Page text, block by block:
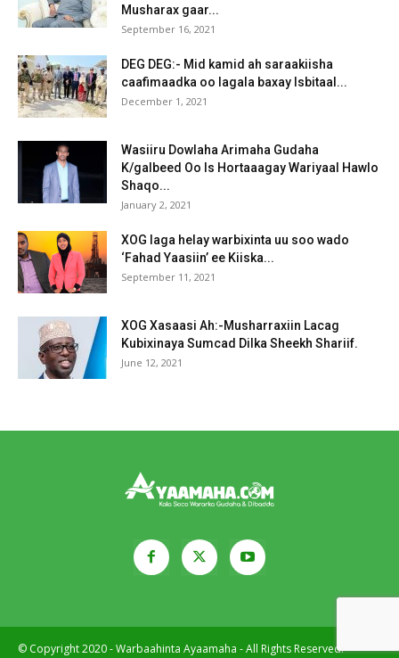
Musharax gaar...
September 16, 2021
DEG DEG:- Mid kamid ah saraakiisha
caafimaadka oo lagala baxay Isbitaal...
December 1, 2021
Wasiiru Dowlaha Arimaha Gudaha
K/galbeed Oo Is Hortaaagay Wariyaal Hawlo
Shaqo...
January 2, 2021
XOG laga helay warbixinta uu soo wado
‘Fahad Yaasiin’ ee Kiiska...
September 11, 2021
XOG Xasaasi Ah:-Musharraxiin Lacag
Kubixinaya Sumcad Dilka Sheekh Shariif.
June 12, 2021
© Copyright 2020 - Warbaahinta Ayaamaha - All Rights Reserved.